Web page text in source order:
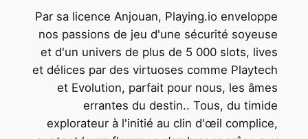
Par sa licence Anjouan, Playing.io enveloppe
nos passions de jeu d'une sécurité soyeuse
et d'un univers de plus de 5 000 slots, lives
et délices par des virtuoses comme Playtech
et Evolution, parfait pour nous, les âmes
errantes du destin.. Tous, du timide
explorateur à l'initié au clin d'œil complice,